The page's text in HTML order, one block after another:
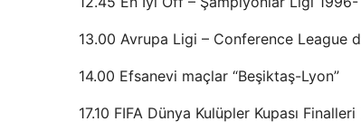
13.00 Avrupa Ligi – Conference League
14.00 Efsanevi maçlar “Beşiktaş-Lyon”
17.10 FIFA Dünya Kulüpler Kupası